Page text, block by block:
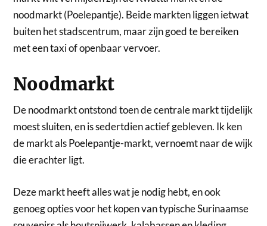
noodmarkt (Poelepantje). Beide markten liggen ietwat
buiten het stadscentrum, maar zijn goed te bereiken
met een taxi of openbaar vervoer.
Noodmarkt
De noodmarkt ontstond toen de centrale markt tijdelijk
moest sluiten, en is sedertdien actief gebleven. Ik ken
de markt als Poelepantje-markt, vernoemt naar de wijk
die erachter ligt.
Deze markt heeft alles wat je nodig hebt, en ook
genoeg opties voor het kopen van typische Surinaamse